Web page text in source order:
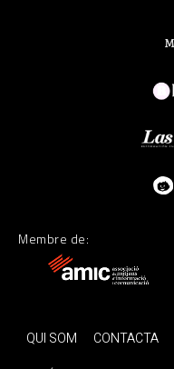
Membre de:
QUI SOM CONTACTA